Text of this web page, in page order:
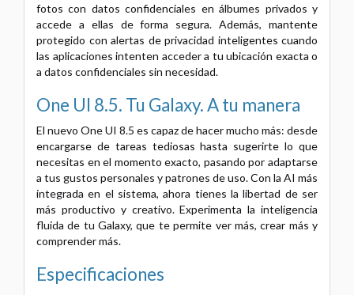
fotos con datos confidenciales en álbumes privados y
accede a ellas de forma segura. Además, mantente
protegido con alertas de privacidad inteligentes cuando
las aplicaciones intenten acceder a tu ubicación exacta o
a datos confidenciales sin necesidad.
One UI 8.5. Tu Galaxy. A tu manera
El nuevo One UI 8.5 es capaz de hacer mucho más: desde
encargarse de tareas tediosas hasta sugerirte lo que
necesitas en el momento exacto, pasando por adaptarse
a tus gustos personales y patrones de uso. Con la AI más
integrada en el sistema, ahora tienes la libertad de ser
más productivo y creativo. Experimenta la inteligencia
fluida de tu Galaxy, que te permite ver más, crear más y
comprender más.
Especificaciones